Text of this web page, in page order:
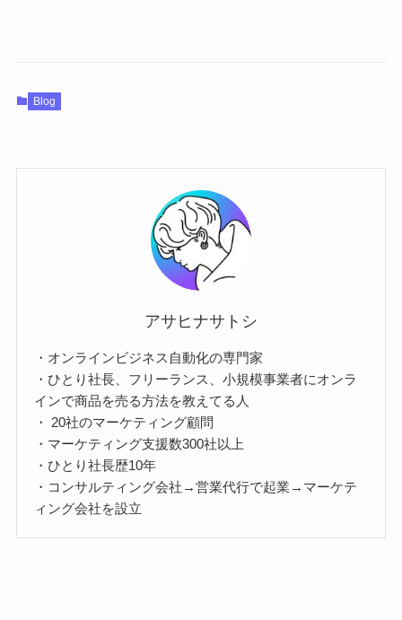
Blog
アサヒナサトシ
・オンラインビジネス自動化の専門家
・ひとり社長、フリーランス、小規模事業者にオンラ
インで商品を売る方法を教えてる人
・ 20社のマーケティング顧問
・マーケティング支援数300社以上
・ひとり社長歴10年
・コンサルティング会社→営業代行で起業→マーケテ
ィング会社を設立